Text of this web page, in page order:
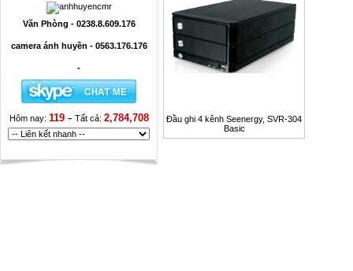
Văn Phòng - 0238.8.609.176
camera ánh huyền - 0563.176.176
-
Hôm nay: 119- Tất cả: 2,784,708
Đầu ghi 4 kênh Seenergy, SVR-304
Basic